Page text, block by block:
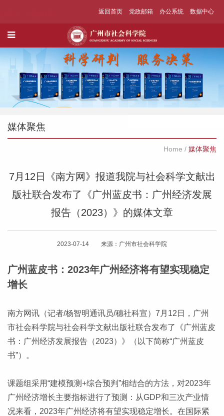
返回首页 党政邮箱 办公系统 数据中心
媒体聚焦
Home / 媒体聚焦
7月12日《南方网》报道我院与社会科学文献出
版社联合发布了《广州蓝皮书：广州经济发展
报告（2023）》的媒体文章
2023-07-14 来源：广州市社会科学院
广州蓝皮书：2023年广州经济将有望实现稳定
增长
南方网讯（记者/杨智明通讯员/穗社科宣）7月12日，广州
市社会科学院与社会科学文献出版社联合发布了《广州蓝皮
书：广州经济发展报告（2023）》（以下简称“广州蓝皮
书”）。
课题组采用“建模预测+综合预判”相结合的方法，对2023年
广州经济增长主要指标进行了预测：从GDP和三次产业情
况来看，2023年广州经济将有望实现稳定增长。在国际紧